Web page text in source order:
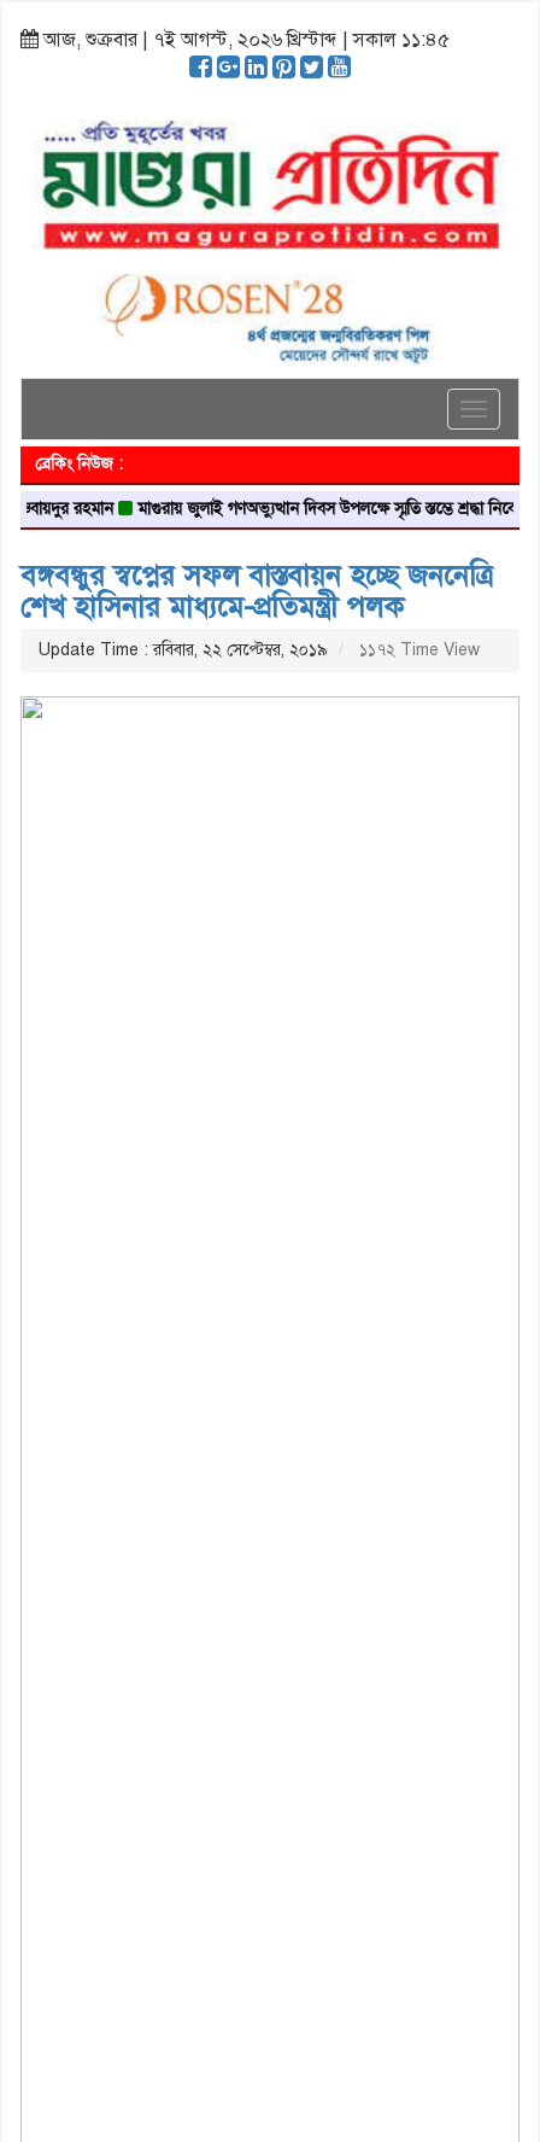
আজ, শুক্রবার | ৭ই আগস্ট, ২০২৬ খ্রিস্টাব্দ | সকাল ১১:৪৫
Toggle
ব্রেকিং নিউজ :
রহমান মাগুরায় জুলাই গণঅভ্যুত্থান দিবস উপলক্ষে স্মৃতি স্তম্ভে শ্রদ্ধা নিবেদন
বঙ্গবন্ধুর স্বপ্নের সফল বাস্তবায়ন হচ্ছে জননেত্রি
শেখ হাসিনার মাধ্যমে-প্রতিমন্ত্রী পলক
Update Time : রবিবার, ২২ সেপ্টেম্বর, ২০১৯ ১১৭২ Time View